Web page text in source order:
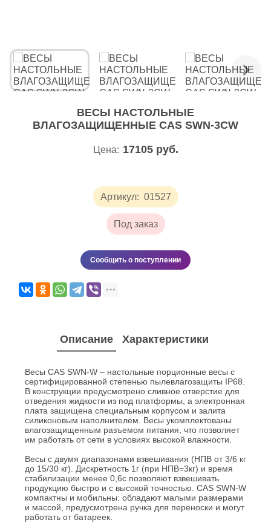
ВЕСЫ НАСТОЛЬНЫЕ
ВЛАГОЗАЩИЩЕННЫЕ CAS SWN-3CW
Артикул: 01527
Под заказ
Цена: 17105 руб.
Сообщить о поступлении
Описание Характеристики
Весы CAS SWN-W – настольные порционные весы с
сертифицированной степенью пылевлагозащиты IP68.
В конструкции предусмотрено сливное отверстие для
отведения жидкости из под платформы, а электронная
плата защищена специальным корпусом и залита
силиконовым наполнителем. Весы укомплектованы
влагозащищенным разъемом питания, что позволяет
им работать от сети в условиях высокой влажности.
Весы с двумя диапазонами взвешивания (НПВ от 3/6 кг
до 15/30 кг). Дискретность 1г (при НПВ=3кг) и время
стабилизации менее 0,6с позволяют взвешивать
продукцию быстро и с высокой точностью. CAS SWN-W
компактны и мобильны: обладают малыми размерами
и массой, предусмотрена ручка для переноски и могут
работать от батареек.